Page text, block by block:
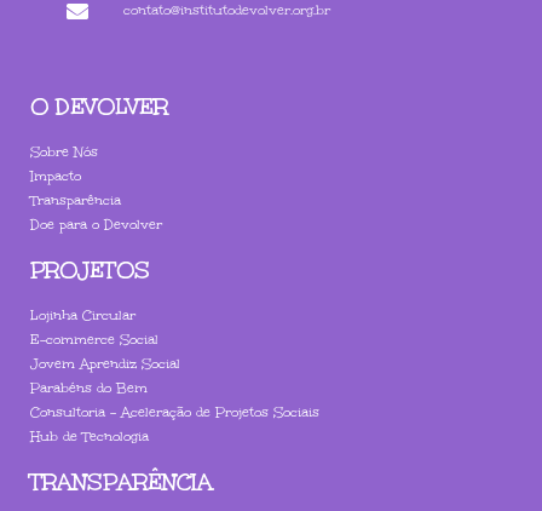
contato@institutodevolver.org.br
O DEVOLVER
Sobre Nós
Impacto
Transparência
Doe para o Devolver
PROJETOS
Lojinha Circular
E-commerce Social
Jovem Aprendiz Social
Parabéns do Bem
Consultoria - Aceleração de Projetos Sociais
Hub de Tecnologia
TRANSPARÊNCIA